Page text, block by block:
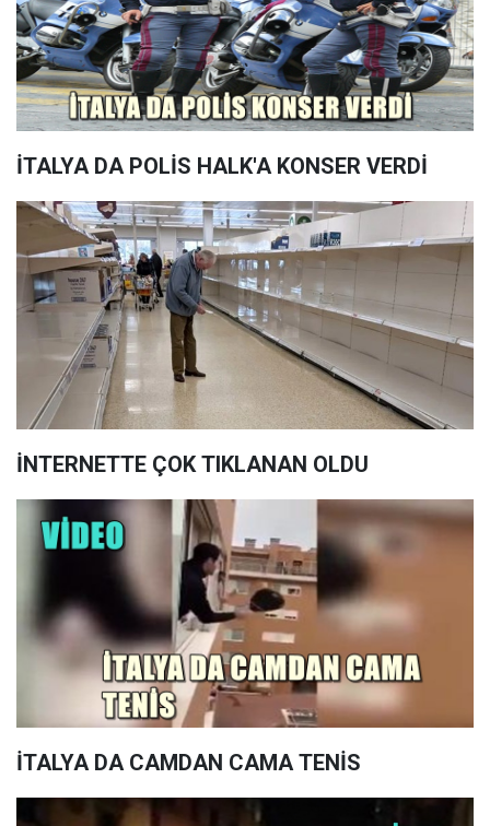
İTALYA DA POLİS HALK'A KONSER VERDİ
İNTERNETTE ÇOK TIKLANAN OLDU
İTALYA DA CAMDAN CAMA TENİS